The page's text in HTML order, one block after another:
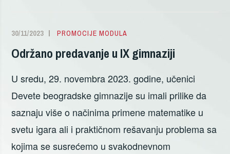
MATEMATIČKOM
U
SEVILJI
30/11/2023
ALEKSANDRA
PROMOCIJE MODULA
Održano predavanje u IX gimnaziji
U sredu, 29. novembra 2023. godine, učenici
Devete beogradske gimnazije su imali prilike da
saznaju više o načinima primene matematike u
svetu igara ali i praktičnom rešavanju problema sa
kojima se susrećemo u svakodnevnom